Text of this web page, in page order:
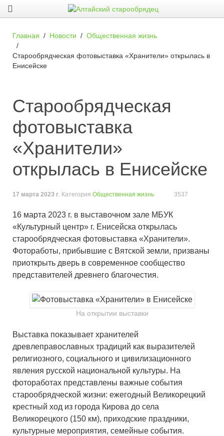
Главная Новости Общественная жизнь
Старообрядческая фотовыставка «Хранители» открылась в
Енисейске
Старообрядческая
фотовыставка
«Хранители»
открылась в Енисейске
17 марта 2023 г. Категория Общественная жизнь 3537
16 марта 2023 г. в выставочном зале МБУК
«Культурный центр» г. Енисейска открылась
старообрядческая фотовыставка «Хранители».
Фотоработы, прибывшие с Вятской земли, призваны
приоткрыть дверь в современное сообщество
представителей древнего благочестия.
На открытии выставки
Выставка показывает хранителей
древлеправославных традиций как выразителей
религиозного, социального и цивилизационного
явления русской национальной культуры. На
фотоработах представлены важные события
старообрядческой жизни: ежегодный Великорецкий
крестный ход из города Кирова до села
Великорецкого (150 км), приходские праздники,
культурные мероприятия, семейные события.